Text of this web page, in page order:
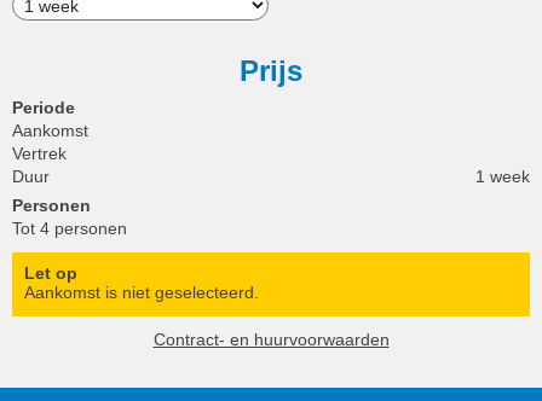
Prijs
Periode
Aankomst
Vertrek
Duur
1 week
Personen
Tot 4 personen
Let op
Aankomst is niet geselecteerd.
Contract- en huurvoorwaarden